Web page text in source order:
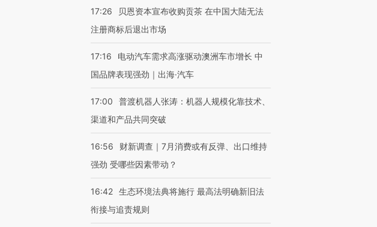
17:26
贝恩资本宣布收购贡茶 在中国大陆无法
注册商标后退出市场
17:16
电动汽车需求高涨驱动澳洲车市增长 中
国品牌表现强劲｜出海·汽车
17:00
普渡机器人张涛：机器人规模化靠技术、
渠道和产品共同突破
16:56
财新调查｜7月消费或有反弹、出口维持
强劲 受哪些因素带动？
16:42 生态环境法典将施行 最高法明确新旧法
衔接与追责规则